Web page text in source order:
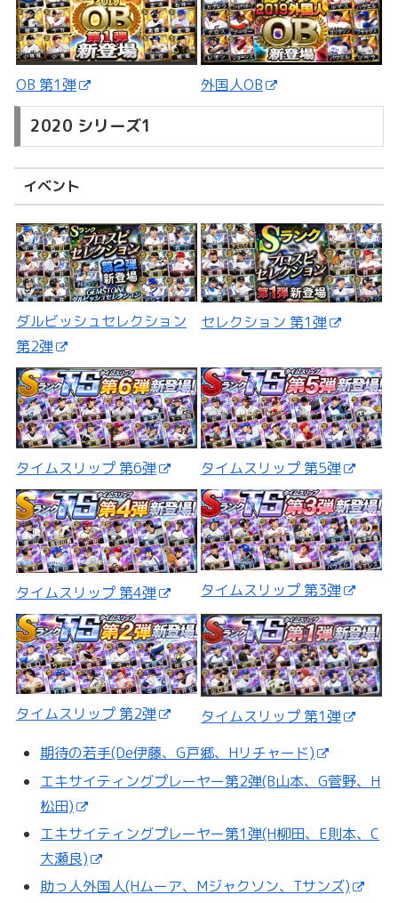
OB 第1弾 外国人OB
2020 シリーズ1
イベント
ダルビッシュセレクション
第2弾
セレクション 第1弾
タイムスリップ 第6弾 タイムスリップ 第5弾
タイムスリップ 第4弾 タイムスリップ 第3弾
タイムスリップ 第2弾
タイムスリップ 第1弾
期待の若手(De伊藤、G戸郷、Hリチャード)
エキサイティングプレーヤー第2弾(B山本、G菅野、H
松田)
エキサイティングプレーヤー第1弾(H柳田、E則本、C
大瀬良)
助っ人外国人(Hムーア、Mジャクソン、Tサンズ)